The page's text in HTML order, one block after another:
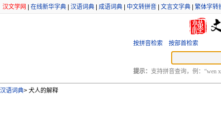
汉文学网 在线新华字典 汉语词典 成语词典 中文转拼音 文言文字典 繁体字转
按拼音检索 按部首检索
提示： 支持拼音查询，例：“wen
汉语词典> 犬人的解释